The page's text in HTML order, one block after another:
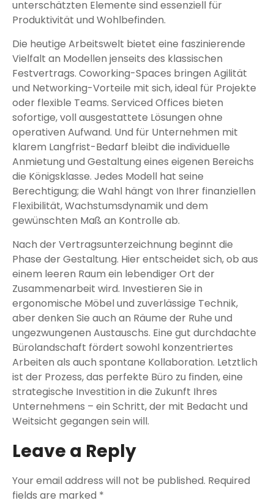
unterschätzten Elemente sind essenziell für
Produktivität und Wohlbefinden.
Die heutige Arbeitswelt bietet eine faszinierende
Vielfalt an Modellen jenseits des klassischen
Festvertrags. Coworking-Spaces bringen Agilität
und Networking-Vorteile mit sich, ideal für Projekte
oder flexible Teams. Serviced Offices bieten
sofortige, voll ausgestattete Lösungen ohne
operativen Aufwand. Und für Unternehmen mit
klarem Langfrist-Bedarf bleibt die individuelle
Anmietung und Gestaltung eines eigenen Bereichs
die Königsklasse. Jedes Modell hat seine
Berechtigung; die Wahl hängt von Ihrer finanziellen
Flexibilität, Wachstumsdynamik und dem
gewünschten Maß an Kontrolle ab.
Nach der Vertragsunterzeichnung beginnt die
Phase der Gestaltung. Hier entscheidet sich, ob aus
einem leeren Raum ein lebendiger Ort der
Zusammenarbeit wird. Investieren Sie in
ergonomische Möbel und zuverlässige Technik,
aber denken Sie auch an Räume der Ruhe und
ungezwungenen Austauschs. Eine gut durchdachte
Bürolandschaft fördert sowohl konzentriertes
Arbeiten als auch spontane Kollaboration. Letztlich
ist der Prozess, das perfekte Büro zu finden, eine
strategische Investition in die Zukunft Ihres
Unternehmens – ein Schritt, der mit Bedacht und
Weitsicht gegangen sein will.
Leave a Reply
Your email address will not be published. Required
fields are marked *